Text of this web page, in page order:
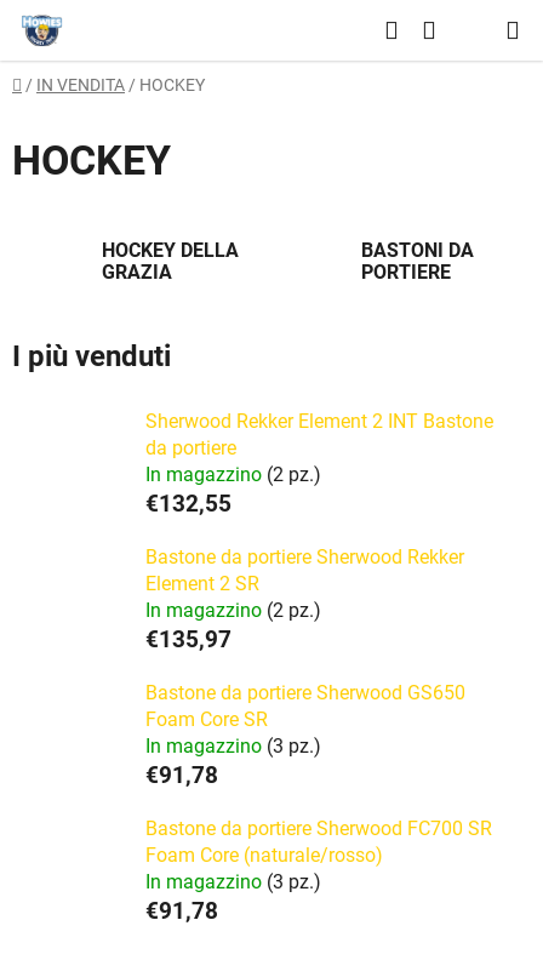
Vai
contenuto
Ricerca
Casa
/ IN VENDITA / HOCKEY
HOCKEY
HOCKEY DELLA
GRAZIA
BASTONI DA
PORTIERE
I più venduti
Sherwood Rekker Element 2 INT Bastone
da portiere
In magazzino (2 pz.)
€132,55
Bastone da portiere Sherwood Rekker
Element 2 SR
In magazzino (2 pz.)
€135,97
Bastone da portiere Sherwood GS650
Foam Core SR
In magazzino (3 pz.)
€91,78
Bastone da portiere Sherwood FC700 SR
Foam Core (naturale/rosso)
In magazzino (3 pz.)
€91,78